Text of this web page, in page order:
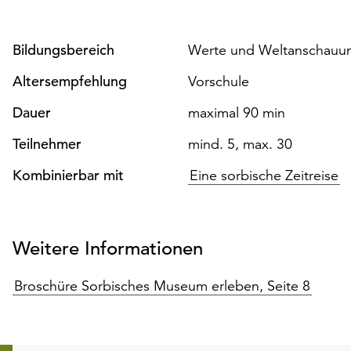
Bildungsbereich
Werte und
Altersempfehlung
Vorschule
Dauer
maximal 90 min
Teilnehmer
mind. 5, max. 30
Kombinierbar mit
Eine sorbische Zeitreise
Weitere Informationen
Broschüre Sorbisches Museum erleben, Seite 8